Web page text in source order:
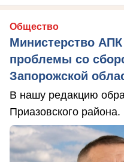
Общество
Министерство
проблемы со
Запорожской
В нашу редакцию
Приазовского района.